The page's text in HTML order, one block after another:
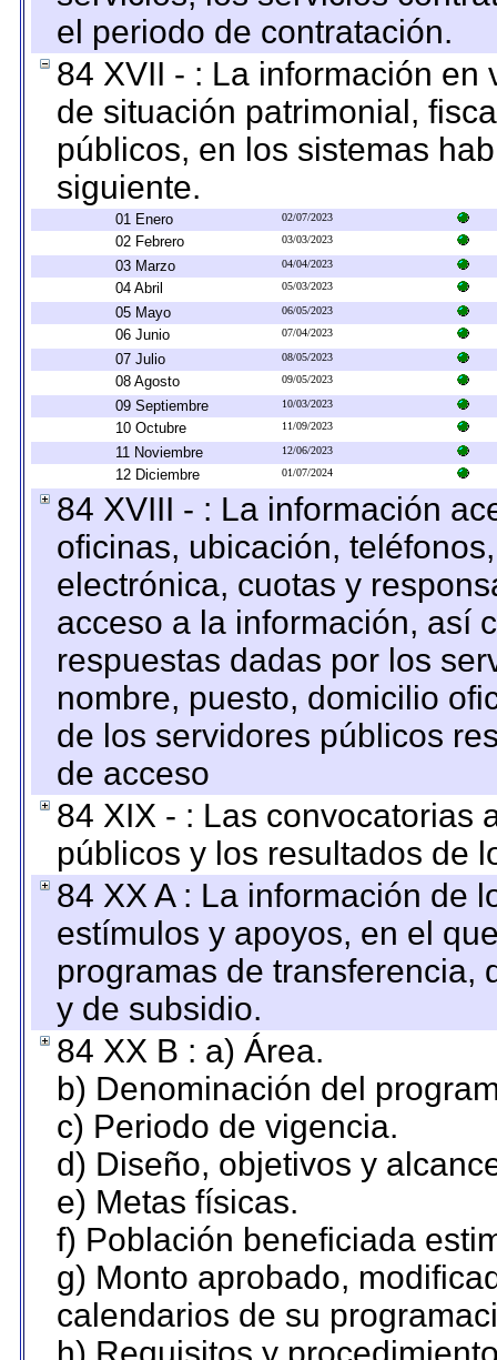
el periodo de contratación.
84 XVII - : La información
de situación patrimonial,
públicos, en los sistemas
siguiente.
01 Enero 02/07/2023
02 Febrero 03/03/2023
03 Marzo 04/04/2023
04 Abril 05/03/2023
05 Mayo 06/05/2023
06 Junio 07/04/2023
07 Julio 08/05/2023
08 Agosto 09/05/2023
09 Septiembre 10/03/2023
10 Octubre 11/09/2023
11 Noviembre 12/06/2023
12 Diciembre 01/07/2024
84 XVIII - : La información
oficinas, ubicación,
electrónica, cuotas y
acceso a la información, así
respuestas dadas por los
nombre, puesto, domicilio
de los servidores públicos
de acceso
84 XIX - : Las convocatorias
públicos y los resultados de
84 XX A : La información de
estímulos y apoyos, en el
programas de transferencia,
y de subsidio.
84 XX B : a) Área.
b) Denominación del
c) Periodo de vigencia.
d) Diseño, objetivos y
e) Metas físicas.
f) Población beneficiada
g) Monto aprobado,
calendarios de su